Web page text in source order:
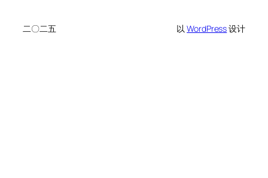
二〇二五 以WordPress设计